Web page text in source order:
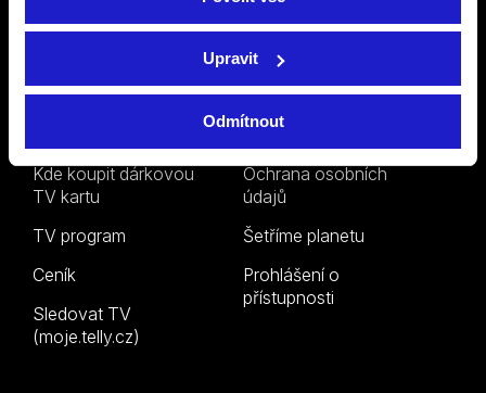
Upravit
Odmítnout
Internetová televize
Kde koupit dárkovou
TV kartu
TV program
Ceník
Sledovat TV
(moje.telly.cz)
Podpora
Internetová TV
Ochrana osobních
údajů
Šetříme planetu
Prohlášení o
přístupnosti